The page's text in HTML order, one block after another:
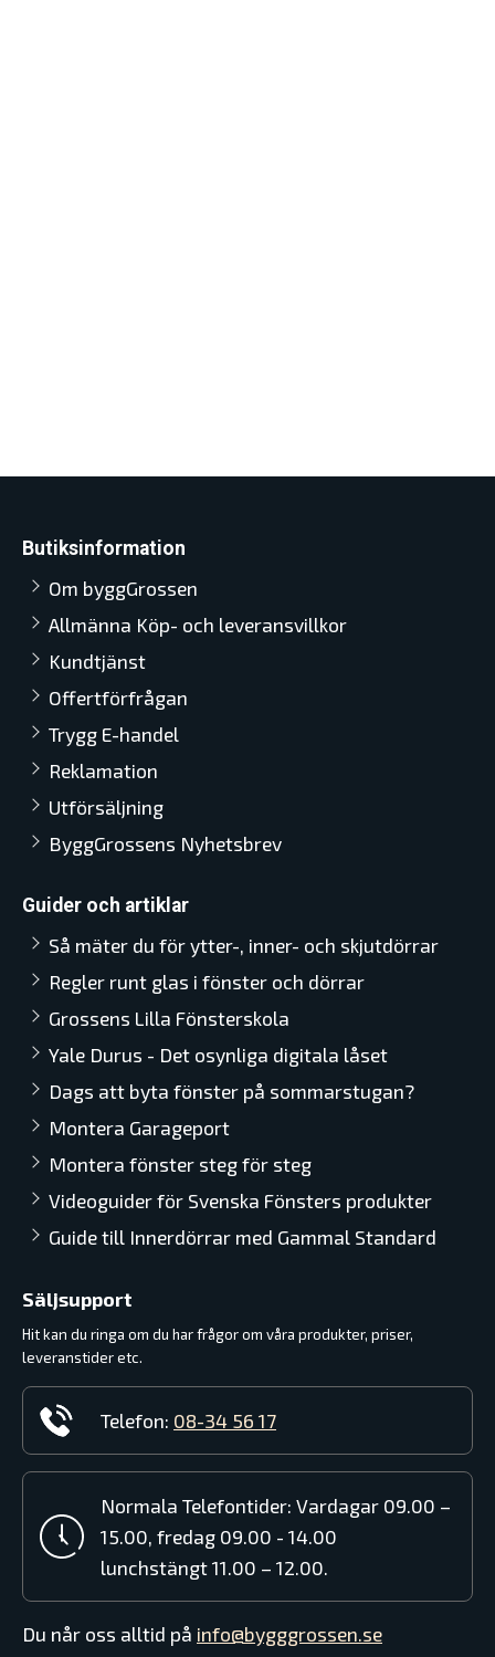
Butiksinformation
Om byggGrossen
Allmänna Köp- och leveransvillkor
Kundtjänst
Offertförfrågan
Trygg E-handel
Reklamation
Utförsäljning
ByggGrossens Nyhetsbrev
Guider och artiklar
Så mäter du för ytter-, inner- och skjutdörrar
Regler runt glas i fönster och dörrar
Grossens Lilla Fönsterskola
Yale Durus - Det osynliga digitala låset
Dags att byta fönster på sommarstugan?
Montera Garageport
Montera fönster steg för steg
Videoguider för Svenska Fönsters produkter
Guide till Innerdörrar med Gammal Standard
Säljsupport
Hit kan du ringa om du har frågor om våra produkter, priser,
leveranstider etc.
Telefon: 08-34 56 17
Normala Telefontider: Vardagar 09.00 –
15.00, fredag 09.00 - 14.00
lunchstängt 11.00 – 12.00.
Du når oss alltid på info@bygggrossen.se